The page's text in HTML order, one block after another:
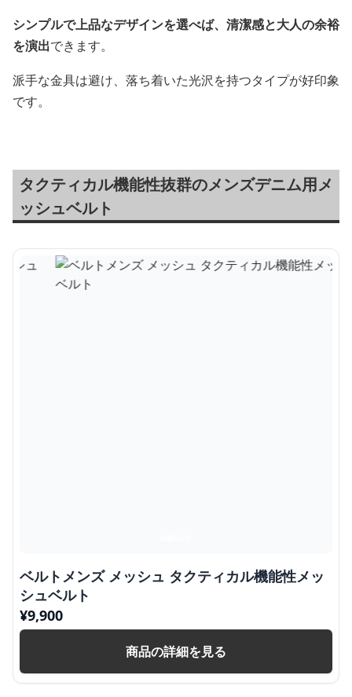
シンプルで上品なデザインを選べば、清潔感と大人の余裕
を演出できます。
派手な金具は避け、落ち着いた光沢を持つタイプが好印象
です。
タクティカル機能性抜群のメンズデニム用メ
ッシュベルト
ベルトメンズ メッシュ タクティカル機能性メッ
シュベルト
¥9,900
商品の詳細を見る